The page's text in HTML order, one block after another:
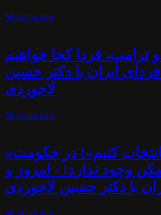
56 years ago
ترامپ، فردا کجا خواهیم
ایران با دکتر حسین
لاجوردی
56 years ago
«هر دو را با هم انتخاب کنیم»! در حکومت
وجود ندارد! - امروز و
با دکتر حسین لاجوردی
56 years ago